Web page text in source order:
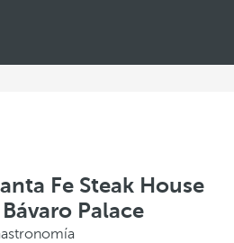
Fe Steak House
Palace